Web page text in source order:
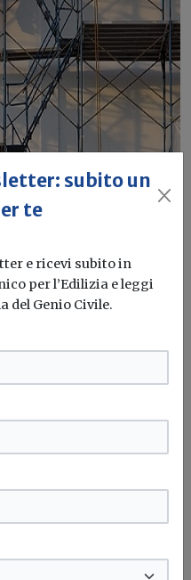
in
FAQ
non rileva nel
subito un
te
e ricevi subito in
per l’Edilizia e leggi
del Genio Civile.